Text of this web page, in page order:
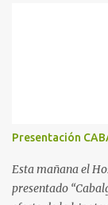
s
Presentación
Esta mañana el
presentado